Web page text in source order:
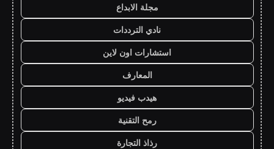
مجلة الابداع
نادي الترددات
استشارات اون لاين
المعارف
هيدب فيديو
رمح التقنية
رذاذ التجارة